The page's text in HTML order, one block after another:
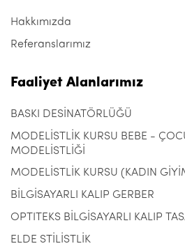
Hakkımızda
Referanslarımız
Faaliyet Alanlarımız
BASKI DESİNATÖRLÜĞÜ
MODELİSTLİK KURSU BEBE -
MODELİSTLİĞİ
MODELİSTLİK KURSU (KADIN
BİLGİSAYARLI KALIP GERBER
OPTITEKS BİLGİSAYARLI KALIP
ELDE STİLİSTLİK